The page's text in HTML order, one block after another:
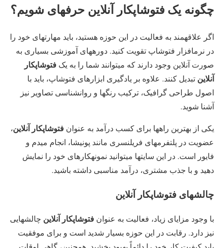
چگونه یک فتوشاپکار آنلاین حرفهای شویم؟
اگر علاقهمند به فعالیت در این حوزه هستید، باید مهارتهای خود را
در نرمافزار فتوشاپ تقویت کنید. دورههای آموزشی بسیاری به
صورت آنلاین وجود دارند که میتوانند شما را به یک فتوشاپکار
آنلاین تبدیل کنند. علاوه بر یادگیری ابزارهای فتوشاپ، باید با
اصول طراحی گرافیک، ترکیب رنگها و روانشناسی تصاویر نیز
آشنا شوید.
یکی از بهترین راهها برای کسب درآمد به عنوان فتوشاپکار آنلاین،
عضویت در پلتفرمهای فریلنسری مانند پونیشا، انجام میدم و
فایور است. در این سایتها میتوانید نمونهکارهای خود را نمایش
دهید و با جذب مشتری، درآمد مناسبی داشته باشید.
چالشهای فتوشاپکار آنلاین
با وجود مزایای زیاد، فعالیت به عنوان فتوشاپکار آنلاین چالشهایی
نیز دارد. رقابت در این حوزه بسیار شدید است و برای موفقیت